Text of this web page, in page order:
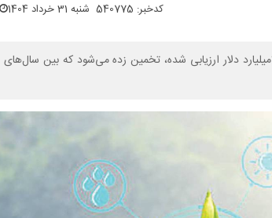
کدخبر: 540775 شنبه 31 خرداد 1404
در حالی که در سال ۲۰۲۴ ارزش بازار جهانی هوش مصنوعی در کشاورزی 7/4میلیارد دلار ارزیابی شده، تخمین زده می‌شود که بین سال‌های